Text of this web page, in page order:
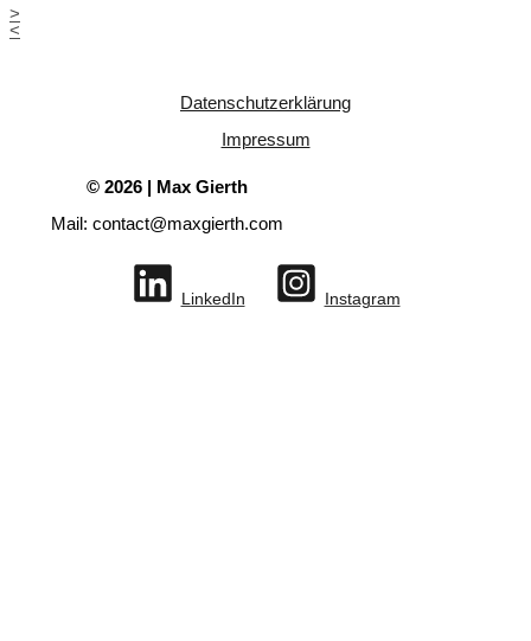
>
<
Datenschutzerklärung
Impressum
© 2026 | Max Gierth
Mail: contact@maxgierth.com
LinkedIn Instagram